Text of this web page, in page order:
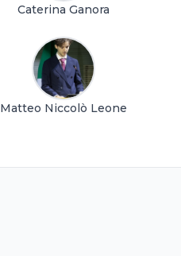
Caterina Ganora
Matteo Niccolò Leone